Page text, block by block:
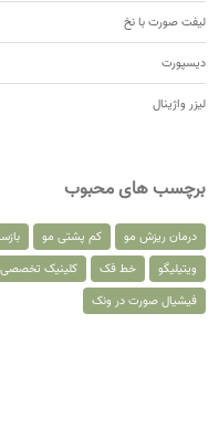
لیفت صورت با نخ
دیسپورت
لیزر واژینال
برچسب های محبوب
درمان ریزش مو کم پشتی مو
ویتیلیگو
خط فک کلینیک تخصصی
فیشیال صورت در ونک